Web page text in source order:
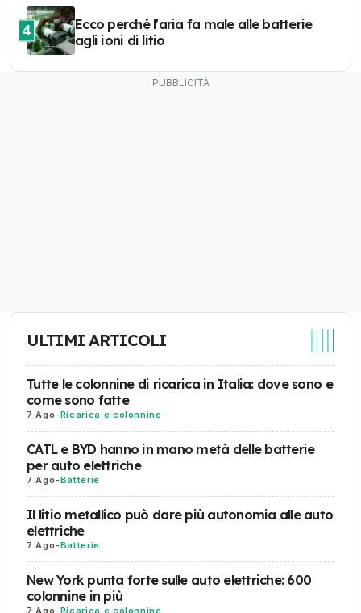
4
Ecco perché l'aria fa male alle batterie
agli ioni di litio
ULTIMI ARTICOLI
Tutte le colonnine di ricarica in Italia: dove sono e
come sono fatte
7 Ago-Ricarica e colonnine
CATL e BYD hanno in mano metà delle batterie
per auto elettriche
7 Ago-Batterie
Il litio metallico può dare più autonomia alle auto
elettriche
7 Ago-Batterie
New York punta forte sulle auto elettriche: 600
colonnine in più
7 Ago-Ricarica e colonnine